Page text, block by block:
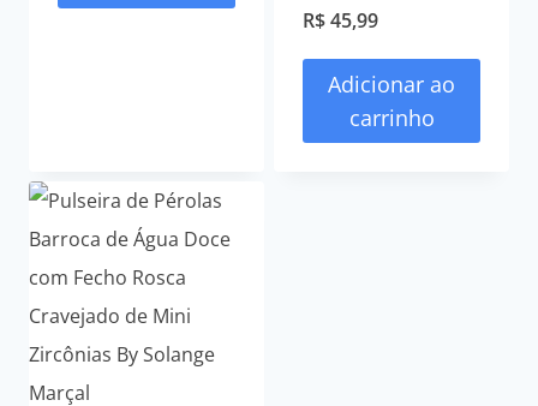
R$45,99
Adicionar ao
carrinho